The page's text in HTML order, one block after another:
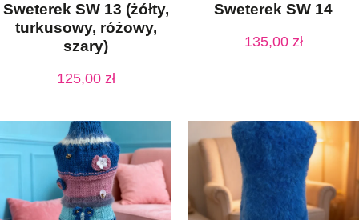
Sweterek SW 13 (żółty,
turkusowy, różowy,
szary)
125,00 zł
Sweterek SW 14
135,00 zł